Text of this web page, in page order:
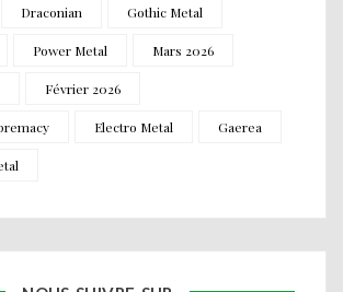
Draconian Gothic Metal
Power Metal Mars 2026
Février 2026
Electro Metal Gaerea